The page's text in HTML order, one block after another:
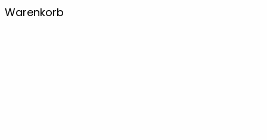
Warenkorb